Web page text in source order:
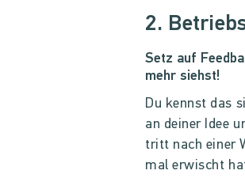
2.
Setz auf
mehr siehst!
Du kennst das
an deiner Idee
tritt nach einer
mal erwischt